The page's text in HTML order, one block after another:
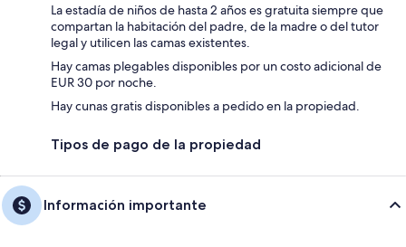
La estadía de niños de hasta 2 años es gratuita siempre que
compartan la habitación del padre, de la madre o del tutor
legal y utilicen las camas existentes.
Hay camas plegables disponibles por un costo adicional de
EUR 30 por noche.
Hay cunas gratis disponibles a pedido en la propiedad.
Tipos de pago de la propiedad
Información importante